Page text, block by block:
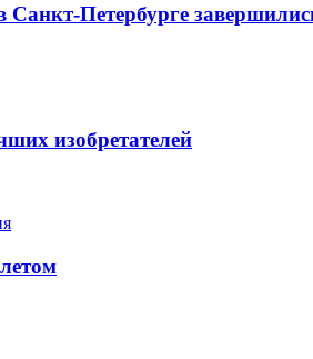
Санкт-Петербурге
изобретателей